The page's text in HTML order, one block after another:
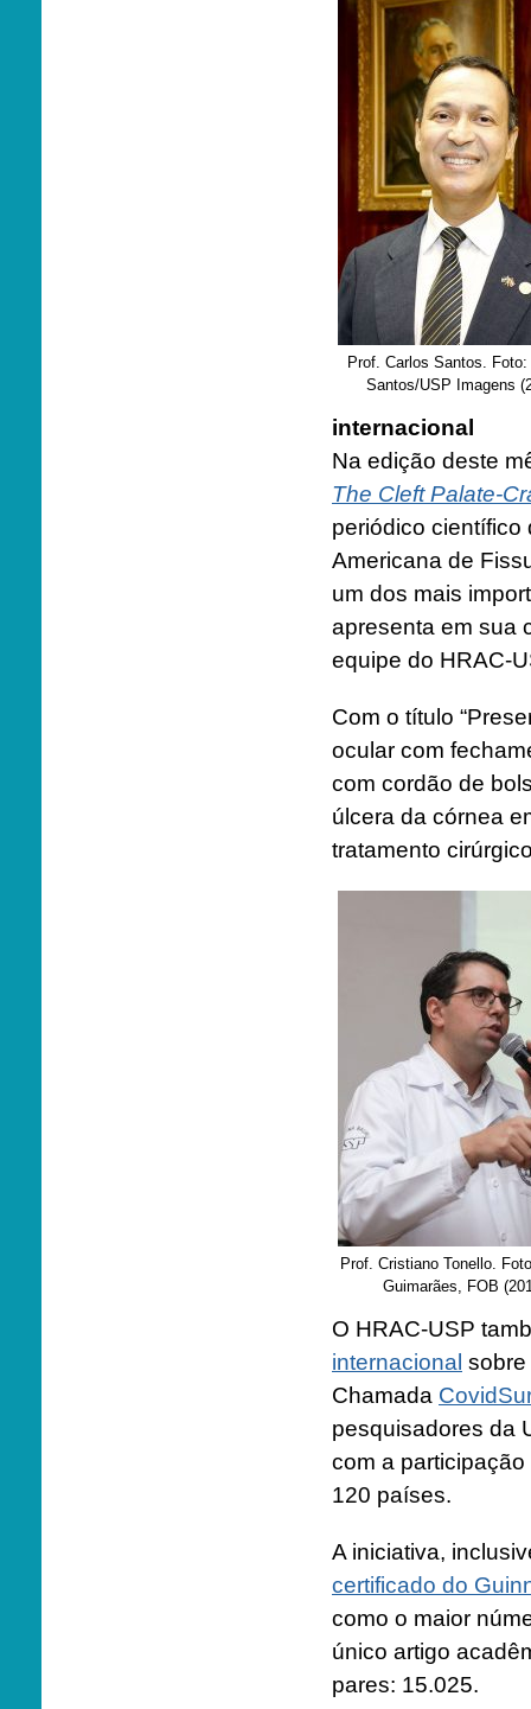
Prof. Carlos Santos.
Santos/USP Imagens
internacional
Na edição deste
The Cleft Palate-
periódico científico
Americana de
um dos mais
apresenta em sua
equipe do HRAC-
Com o título
ocular com
com cordão de
úlcera da córnea
tratamento
Prof. Cristiano Tonello.
Guimarães, FOB
O HRAC-USP
internacional sobre
Chamada
pesquisadores da
com a
120 países.
A iniciativa,
certificado do
como o maior
único artigo
pares: 15.025.